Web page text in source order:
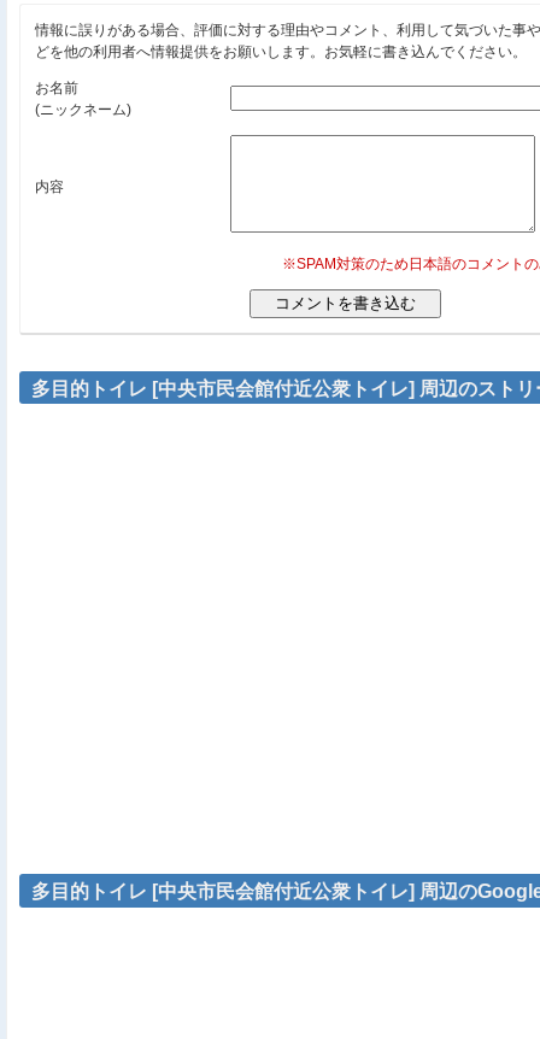
情報に誤りがある場合、評価に対する理由やコメント、利用して気づいた事
どを他の利用者へ情報提供をお願いします。お気軽に書き込んでください。
お名前
(ニックネーム)
内容
※SPAM対策のため日本語のコメント
多目的トイレ [中央市民会館付近公衆トイレ] 周辺のスト
多目的トイレ [中央市民会館付近公衆トイレ] 周辺の